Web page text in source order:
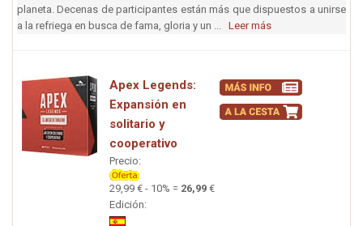
planeta. Decenas de participantes están más que dispuestos a unirse
a la refriega en busca de fama, gloria y un ... Leer más
Apex Legends:
Expansión en
solitario y
cooperativo
Precio:
29,99 € - 10% = 26,99 €
Edición: